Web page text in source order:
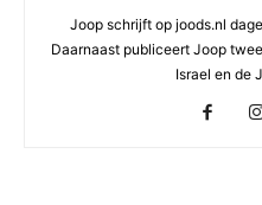
Joop schrijft op joods.nl
Daarnaast publiceert Joop
Israel en de